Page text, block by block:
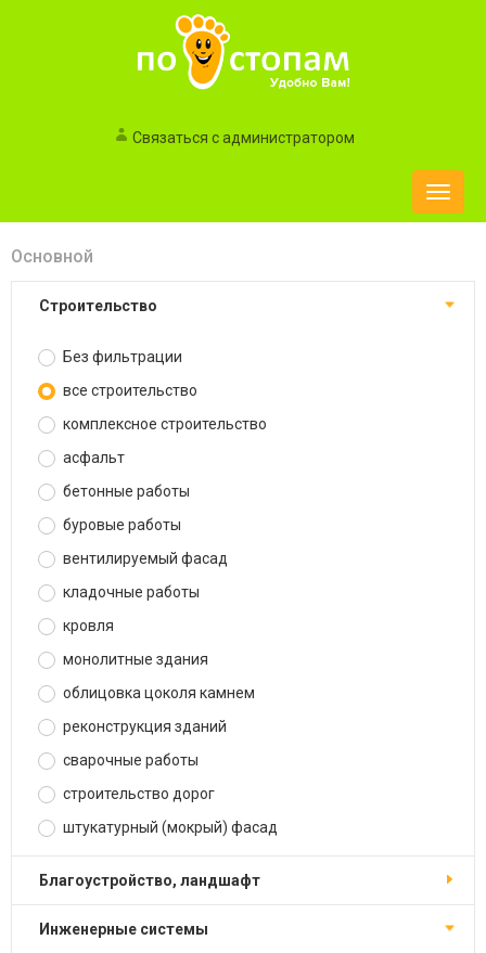
Связаться с администратором
Toggle
Основной
строительство
Без фильтрации
все строительство
комплексное строительство
асфальт
бетонные работы
буровые работы
вентилируемый фасад
кладочные работы
кровля
монолитные здания
облицовка цоколя камнем
реконструкция зданий
сварочные работы
строительство дорог
штукатурный (мокрый) фасад
благоустройство, ландшафт
инженерные системы